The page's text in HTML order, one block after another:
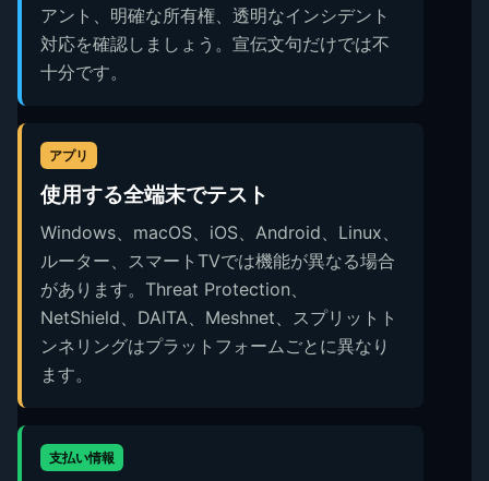
アント、明確な所有権、透明なインシデント
対応を確認しましょう。宣伝文句だけでは不
十分です。
アプリ
使用する全端末でテスト
Windows、macOS、iOS、Android、Linux、
ルーター、スマートTVでは機能が異なる場合
があります。Threat Protection、
NetShield、DAITA、Meshnet、スプリットト
ンネリングはプラットフォームごとに異なり
ます。
支払い情報